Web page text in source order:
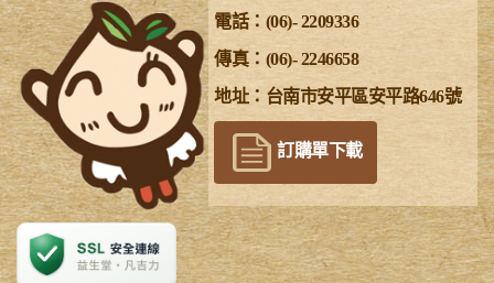
電話：(06)- 2209336
傳真：(06)- 2246658
地址：台南市安平區安平路646號
訂購單下載